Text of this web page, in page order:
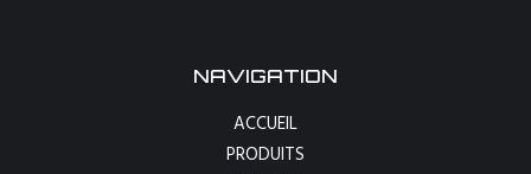
NAVIGATION
ACCUEIL
PRODUITS